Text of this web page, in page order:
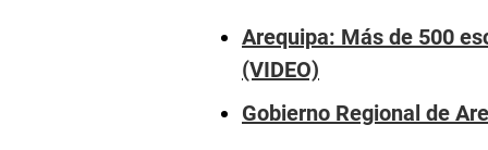
Arequipa: Más de 500
(VIDEO)
Gobierno Regional de